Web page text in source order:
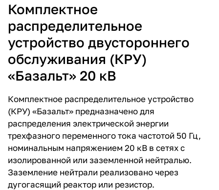
эксплуатации оборудования
и экономической
эффективности
конструкторских и
технологических решений.
КРУ представляет собой ряд
отдельных отсеков (ячеек) в
заземлённой металлической
оболочке со выкатными
силовыми выключателями,
трансформаторами
напряжения), оснащённых
системой сборных шин с
воздушной или твердой
изоляцией.
Комплектное
распределительное
устройство двустороннего
обслуживания (КРУ)
«Базальт» 20 кВ
Комплектное распределительное устройство
(КРУ) «Базальт» предназначено для
распределения электрической энергии
трехфазного переменного тока частотой 50 Гц,
номинальным напряжением 20 кВ в сетях с
изолированной или заземленной нейтралью.
Заземление нейтрали реализовано через
дугогасящий реактор или резистор.